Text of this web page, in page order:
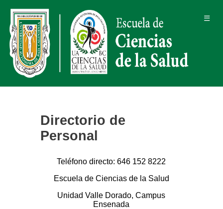
☰
Directorio de
Personal
Teléfono directo: 646 152 8222
Escuela de Ciencias de la Salud
Unidad Valle Dorado, Campus
Ensenada